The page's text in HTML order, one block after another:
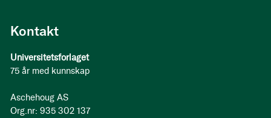
Kontakt
Universitetsforlaget
75 år med kunnskap
Aschehoug AS
Org.nr: 935 302 137